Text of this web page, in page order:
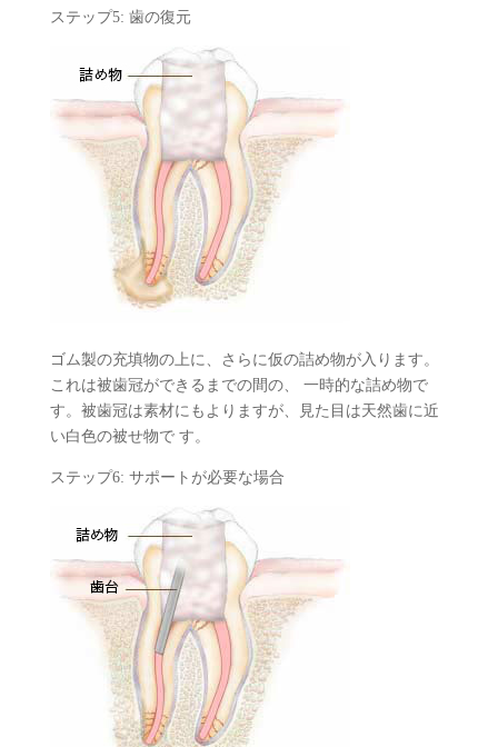
ステップ5: 歯の復元
ゴム製の充填物の上に、さらに仮の詰め物が入ります。
これは被歯冠ができるまでの間の、 一時的な詰め物で
す。被歯冠は素材にもよりますが、見た目は天然歯に近
い白色の被せ物で す。
ステップ6: サポートが必要な場合